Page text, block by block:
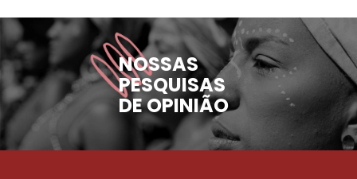
NOSSAS
PESQUISAS
DE OPINIÃO